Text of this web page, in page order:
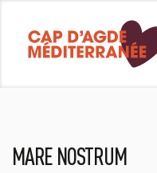
contenu
MARE NOSTRUM